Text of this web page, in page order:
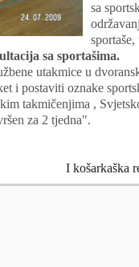
sa
sa sportašima.
utakmice u
i postaviti oznake
takmičenjima ,
za 2 tjedna".
I košarkaška